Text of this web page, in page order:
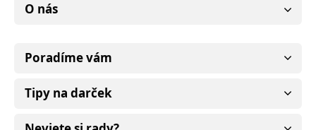
O nás
Poradíme vám
Tipy na darček